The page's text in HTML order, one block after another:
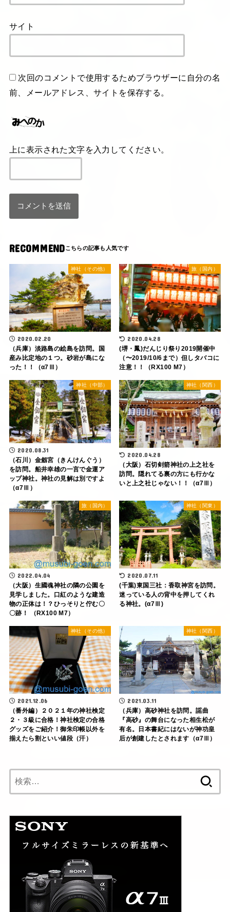
サイト
次回のコメントで使用するためブラウザーに自分の名
前、メールアドレス、サイトを保存する。
上に表示された文字を入力してください。
RECOMMEND
神社（その他）
2020.02.20
（兵庫）淡路島の絵島を訪問。国
産み比定地の１つ。砂岩が島にな
った！！（α7Ⅲ）
旅（国内）
2020.04.28
(堺・鳳)だんじり祭り2019開催中
（〜2019/10/6まで）但しタバコに
注意！！（RX100 M7）
神社（中部）
2020.08.31
（石川）金劔宮（きんけんぐう）
を訪問。船井幸雄の一言で金運ア
ップ神社。神社の見解は別ですよ
（α7Ⅲ）
神社（関西）
2020.04.28
（大阪）石切剣箭神社の上之社を
訪問。隠れてる裏の方にも行かな
いと上之社じゃない！！（α7Ⅲ）
旅（国内）
2022.04.04
（大阪）生國魂神社の隣の公園を
見学しました。口紅のような建造
物の正体は！？ひっそりと佇む〇
〇跡！ （RX100 M7）
神社（関東）
2020.07.11
(千葉)東国三社：香取神宮を訪問。
迷っている人の背中を押してくれ
る神社。(α7Ⅲ)
神社（その他）
2021.12.06
（番外編）２０２１年の神社検定
２・３級に合格！神社検定の合格
グッズをご紹介！御朱印帳以外を
揃えたら割といい値段（汗）
神社（関西）
2021.03.11
（兵庫）高砂神社を訪問。謡曲
『高砂』の舞台になった相生松が
有名。日本書紀にはないが神功皇
后が創建したとされます（α7Ⅲ）
索: